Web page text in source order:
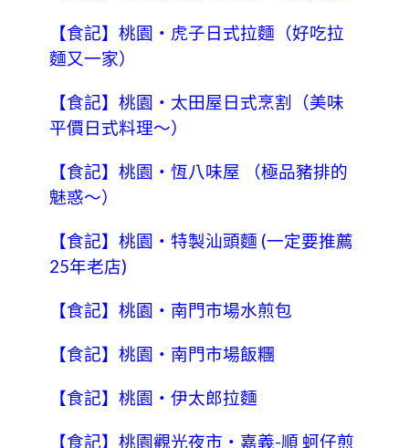
【食記】桃園‧虎子日式拉麵（好吃拉
麵又一家）
【食記】桃園‧太田屋日式烹割（美味
平價日式料理～）
【食記】桃園‧恆八味屋 （極品豬排的
魅惑～）
【食記】桃園‧特製汕頭麵 (一定要推薦
25年老店)
【食記】桃園‧南門市場水煎包
【食記】桃園‧南門市場飯糰
【食記】桃園‧伊太郎拉麵
【食記】桃園觀光夜市‧嘉義-順 蚵仔煎